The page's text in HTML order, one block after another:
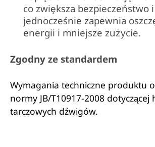
co zwiększa bezpieczeństwo
jednocześnie zapewnia
energii i mniejsze zużycie.
Zgodny ze standardem
Wymagania techniczne produktu
normy JB/T10917-2008 dotyczącej
tarczowych dźwigów.